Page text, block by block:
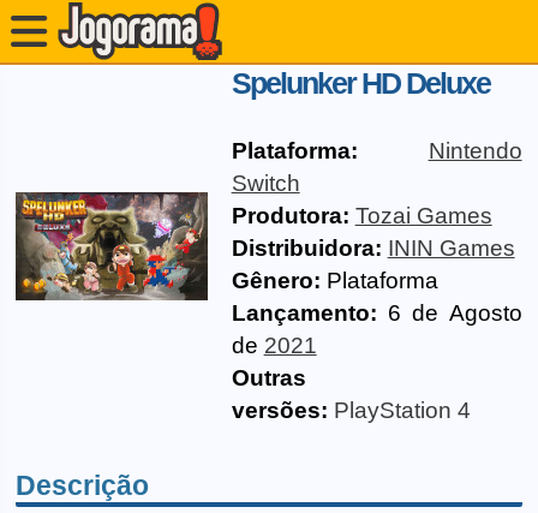
Spelunker HD Deluxe
Plataforma:
Nintendo
Switch
Produtora: Tozai Games
Distribuidora: ININ Games
Gênero: Plataforma
Lançamento: 6 de Agosto
de 2021
Outras
versões: PlayStation 4
Descrição